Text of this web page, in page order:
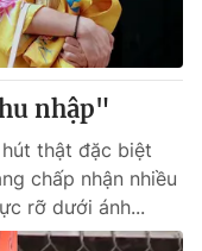
bằng AI
nhập"
thật đặc biệt
chấp nhận nhiều
rỡ dưới ánh...